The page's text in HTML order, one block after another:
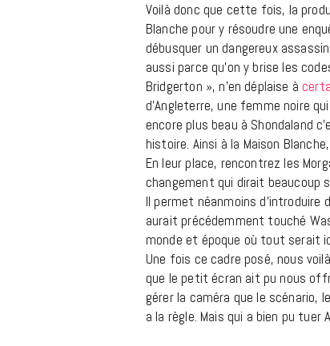
Voilà donc que cette fois, la
Blanche pour y résoudre une
débusquer un dangereux
aussi parce qu’on y brise les
Bridgerton », n’en déplaise à
d’Angleterre, une femme noire
encore plus beau à Shondaland
histoire. Ainsi à la Maison
En leur place, rencontrez les
changement qui dirait beaucoup
Il permet néanmoins
aurait précédemment touché
monde et époque où tout serait
Une fois ce cadre posé, nous
que le petit écran ait pu nous
gérer la caméra que le scénario,
a la règle. Mais qui a bien pu tuer